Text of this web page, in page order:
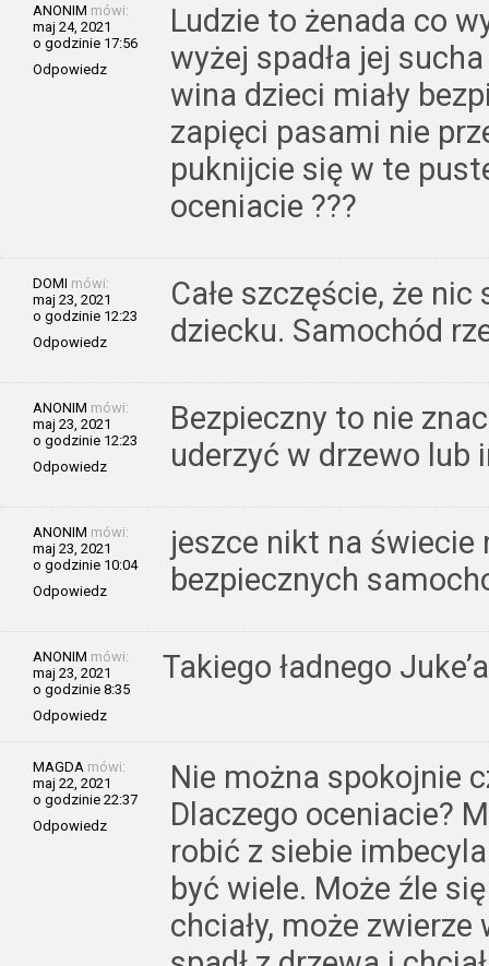
ANONIM mówi:
maj 24, 2021
o godzinie 17:56
Odpowiedz
Ludzie to żenada co
wyżej spadła jej
wina dzieci miały
zapięci pasami nie
puknijcie się w te
oceniacie ???
DOMI mówi:
maj 23, 2021
o godzinie 12:23
Odpowiedz
Całe szczęście, że
dziecku. Samochód
ANONIM mówi:
maj 23, 2021
o godzinie 12:23
Odpowiedz
Bezpieczny to nie
uderzyć w drzewo lub
ANONIM mówi:
maj 23, 2021
o godzinie 10:04
Odpowiedz
jeszce nikt na świecie
bezpiecznych
ANONIM mówi:
maj 23, 2021
o godzinie 8:35
Odpowiedz
Takiego ładnego
MAGDA mówi:
maj 22, 2021
o godzinie 22:37
Odpowiedz
Nie można spokojnie
Dlaczego oceniacie?
robić z siebie
być wiele. Może źle
chciały, może zwierze